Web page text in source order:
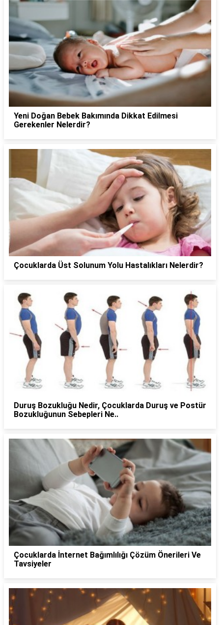
Yeni Doğan Bebek Bakımında Dikkat Edilmesi
Gerekenler Nelerdir?
Çocuklarda Üst Solunum Yolu Hastalıkları Nelerdir?
Duruş Bozukluğu Nedir, Çocuklarda Duruş ve Postür
Bozukluğunun Sebepleri Ne..
Çocuklarda İnternet Bağımlılığı Çözüm Önerileri Ve
Tavsiyeler